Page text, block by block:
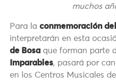
muchos
Para la conmemoración
interpretarán en esta
de Bosa que forman parte
Imparables, pasará por
en los Centros Musicales